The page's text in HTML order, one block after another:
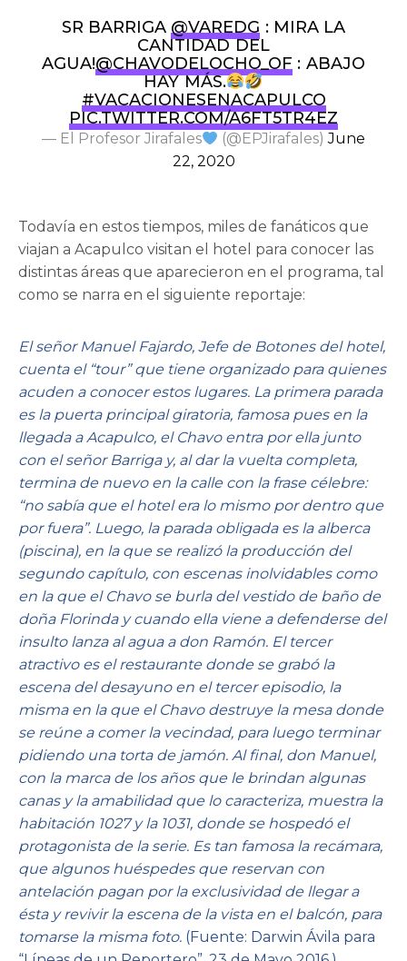
SR BARRIGA @VAREDG : MIRA LA
CANTIDAD DEL
AGUA!@CHAVODELOCHO_OF : ABAJO
HAY MÁS.
#VACACIONESENACAPULCO
PIC.TWITTER.COM/A6FT5TR4EZ
— El Profesor Jirafales (@EPJirafales)June
22, 2020
Todavía en estos tiempos, miles de fanáticos que
viajan a Acapulco visitan el hotel para conocer las
distintas áreas que aparecieron en el programa, tal
como se narra en el siguiente reportaje:
El señor Manuel Fajardo, Jefe de Botones del hotel,
cuenta el “tour” que tiene organizado para quienes
acuden a conocer estos lugares. La primera parada
es la puerta principal giratoria, famosa pues en la
llegada a Acapulco, el Chavo entra por ella junto
con el señor Barriga y, al dar la vuelta completa,
termina de nuevo en la calle con la frase célebre:
“no sabía que el hotel era lo mismo por dentro que
por fuera”. Luego, la parada obligada es la alberca
(piscina), en la que se realizó la producción del
segundo capítulo, con escenas inolvidables como
en la que el Chavo se burla del vestido de baño de
doña Florinda y cuando ella viene a defenderse del
insulto lanza al agua a don Ramón. El tercer
atractivo es el restaurante donde se grabó la
escena del desayuno en el tercer episodio, la
misma en la que el Chavo destruye la mesa donde
se reúne a comer la vecindad, para luego terminar
pidiendo una torta de jamón. Al final, don Manuel,
con la marca de los años que le brindan algunas
canas y la amabilidad que lo caracteriza, muestra la
habitación 1027 y la 1031, donde se hospedó el
protagonista de la serie. Es tan famosa la recámara,
que algunos huéspedes que reservan con
antelación pagan por la exclusividad de llegar a
ésta y revivir la escena de la vista en el balcón, para
tomarse la misma foto. (Fuente: Darwin Ávila para